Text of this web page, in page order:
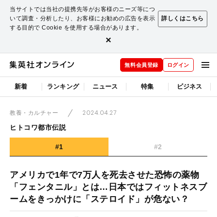
当サイトでは当社の提携先等がお客様のニーズ等につ
いて調査・分析したり、お客様にお勧めの広告を表示
する目的で Cookie を使用する場合があります。
詳しくはこちら
×
無料会員登録 ログイン
新着 ランキング ニュース 特集 ビジネス
教養・カルチャー
2024.04.27
ヒトコワ都市伝説
#1 #2
アメリカで1年で7万人を死去させた恐怖の薬物
「フェンタニル」とは…日本ではフィットネスブ
ームをきっかけに「ステロイド」が危ない？